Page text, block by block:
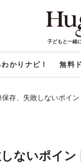
子どもと一緒
かりナビ！ 無料
保存、失敗しないポイ
ないポイ